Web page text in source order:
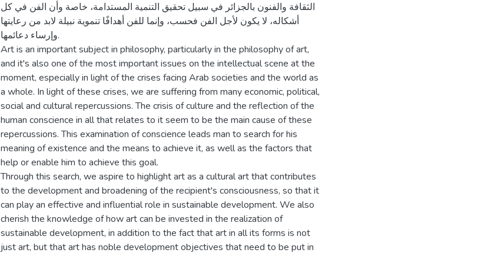
الثقافة والفنون بالجزائر في سبيل تحقيق التنمية المستدامة، خاصة وأن الفن في كل
أشكاله، لا يكون لأجل الفن فحسب، وإنما للفن أهدافًا تنموية نبيلة لابد من رعايتها
وإرساء دعائمها.
Art is an important subject in philosophy, particularly in the philosophy of art,
and it's also one of the most important issues on the intellectual scene at the
moment, especially in light of the crises facing Arab societies and the world as
a whole. In light of these crises, we are suffering from many economic, political,
social and cultural repercussions. The crisis of culture and the reflection of the
human conscience in all that relates to it seem to be the main cause of these
repercussions. This examination of conscience leads man to search for his
meaning of existence and the means to achieve it, as well as the factors that
help or enable him to achieve this goal.
Through this search, we aspire to highlight art as a cultural art that contributes
to the development and broadening of the recipient's consciousness, so that it
can play an effective and influential role in sustainable development. We also
cherish the knowledge of how art can be invested in the realization of
sustainable development, in addition to the fact that art in all its forms is not
just art, but that art has noble development objectives that need to be put in